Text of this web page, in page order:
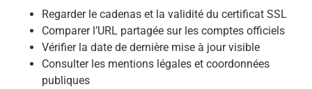
Regarder le cadenas et la validité du certificat SSL
Comparer l’URL partagée sur les comptes officiels
Vérifier la date de dernière mise à jour visible
Consulter les mentions légales et coordonnées
publiques